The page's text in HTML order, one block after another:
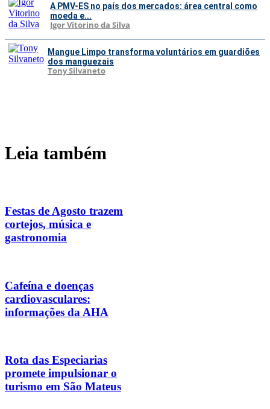
A PMV-ES no país dos mercados: área central como
moeda e...
Igor Vitorino da Silva
Mangue Limpo transforma voluntários em guardiões
dos manguezais
Tony Silvaneto
Leia também
Festas de Agosto trazem
cortejos, música e
gastronomia
Cafeína e doenças
cardiovasculares:
informações da AHA
Rota das Especiarias
promete impulsionar o
turismo em São Mateus